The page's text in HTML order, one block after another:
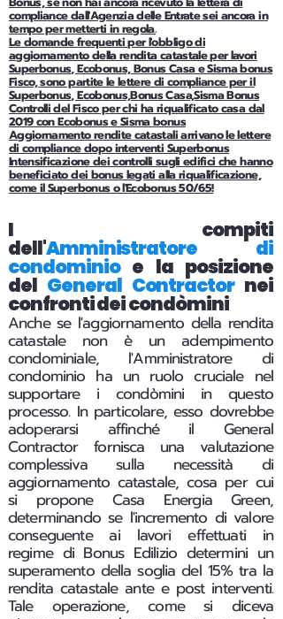
compliance dall'Agenzia delle Entrate sei ancora in
tempo per metterti in regola.
Le domande frequenti per l'obbligo di
aggiornamento della rendita catastale per lavori
Superbonus, Ecobonus, Bonus Casa e Sisma bonus
Fisco, sono partite le lettere di compliance per il
Superbonus, Ecobonus,Bonus Casa,Sisma Bonus
Controlli del Fisco per chi ha riqualificato casa dal
2019 con Ecobonus e Sisma bonus
Aggiornamento rendite catastali arrivano le lettere
di compliance dopo interventi Superbonus
Intensificazione dei controlli sugli edifici che hanno
beneficiato dei bonus legati alla riqualificazione,
come il Superbonus o l'Ecobonus 50/65!
I compiti
dell'Amministratore di
condominioe la posizione
del General Contractornei
confronti dei condòmini
Anche se l'aggiornamento della rendita
catastale non è un adempimento
condominiale, l'Amministratore di
condominio ha un ruolo cruciale nel
supportare i condòmini in questo
processo. In particolare, esso dovrebbe
adoperarsi affinché il General
Contractor fornisca una valutazione
complessiva sulla necessità di
aggiornamento catastale, cosa per cui
si propone Casa Energia Green,
determinando se l'incremento di valore
conseguente ai lavori effettuati in
regime di Bonus Edilizio determini un
superamento della soglia del 15% tra la
rendita catastale ante e post interventi.
Tale operazione, come si diceva